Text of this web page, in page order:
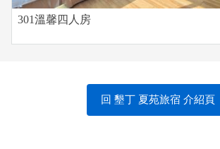
301溫馨四人房
回 墾丁 夏苑旅宿 介紹頁